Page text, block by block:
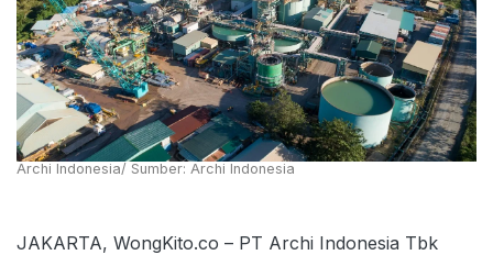
Archi Indonesia/ Sumber: Archi Indonesia
JAKARTA, WongKito.co – PT Archi Indonesia Tbk